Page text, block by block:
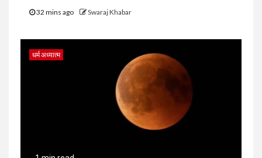
32 mins ago Swaraj Khabar
धर्म अध्यात्म